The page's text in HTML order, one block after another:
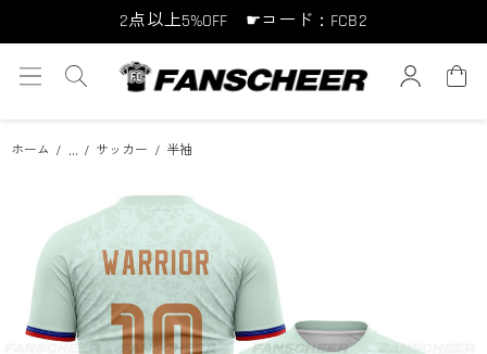
2点以上5%OFF ☛コード：FCB2
10点以上10%OFF ☛コード：FCB10
ホーム ... サッカー 半袖